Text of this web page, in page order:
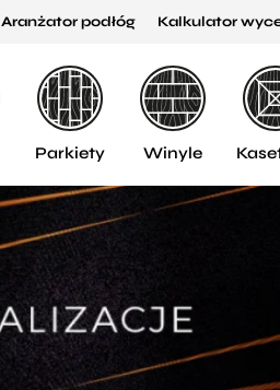
Aranżator podłóg Kalkulator
Parkiety Winyle